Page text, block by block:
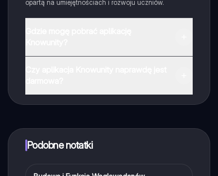
opartą na umiejętnościach i rozwoju uczniów.
które również możesz otrzymać za darmo. Dodatkowo
oferujemy usługę Knowunity Premium, która pozwala
Podobne notatki